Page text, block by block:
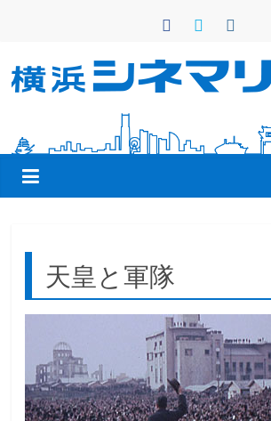
ン
横
浜
シ
ネ
マ
ン
天皇と軍隊